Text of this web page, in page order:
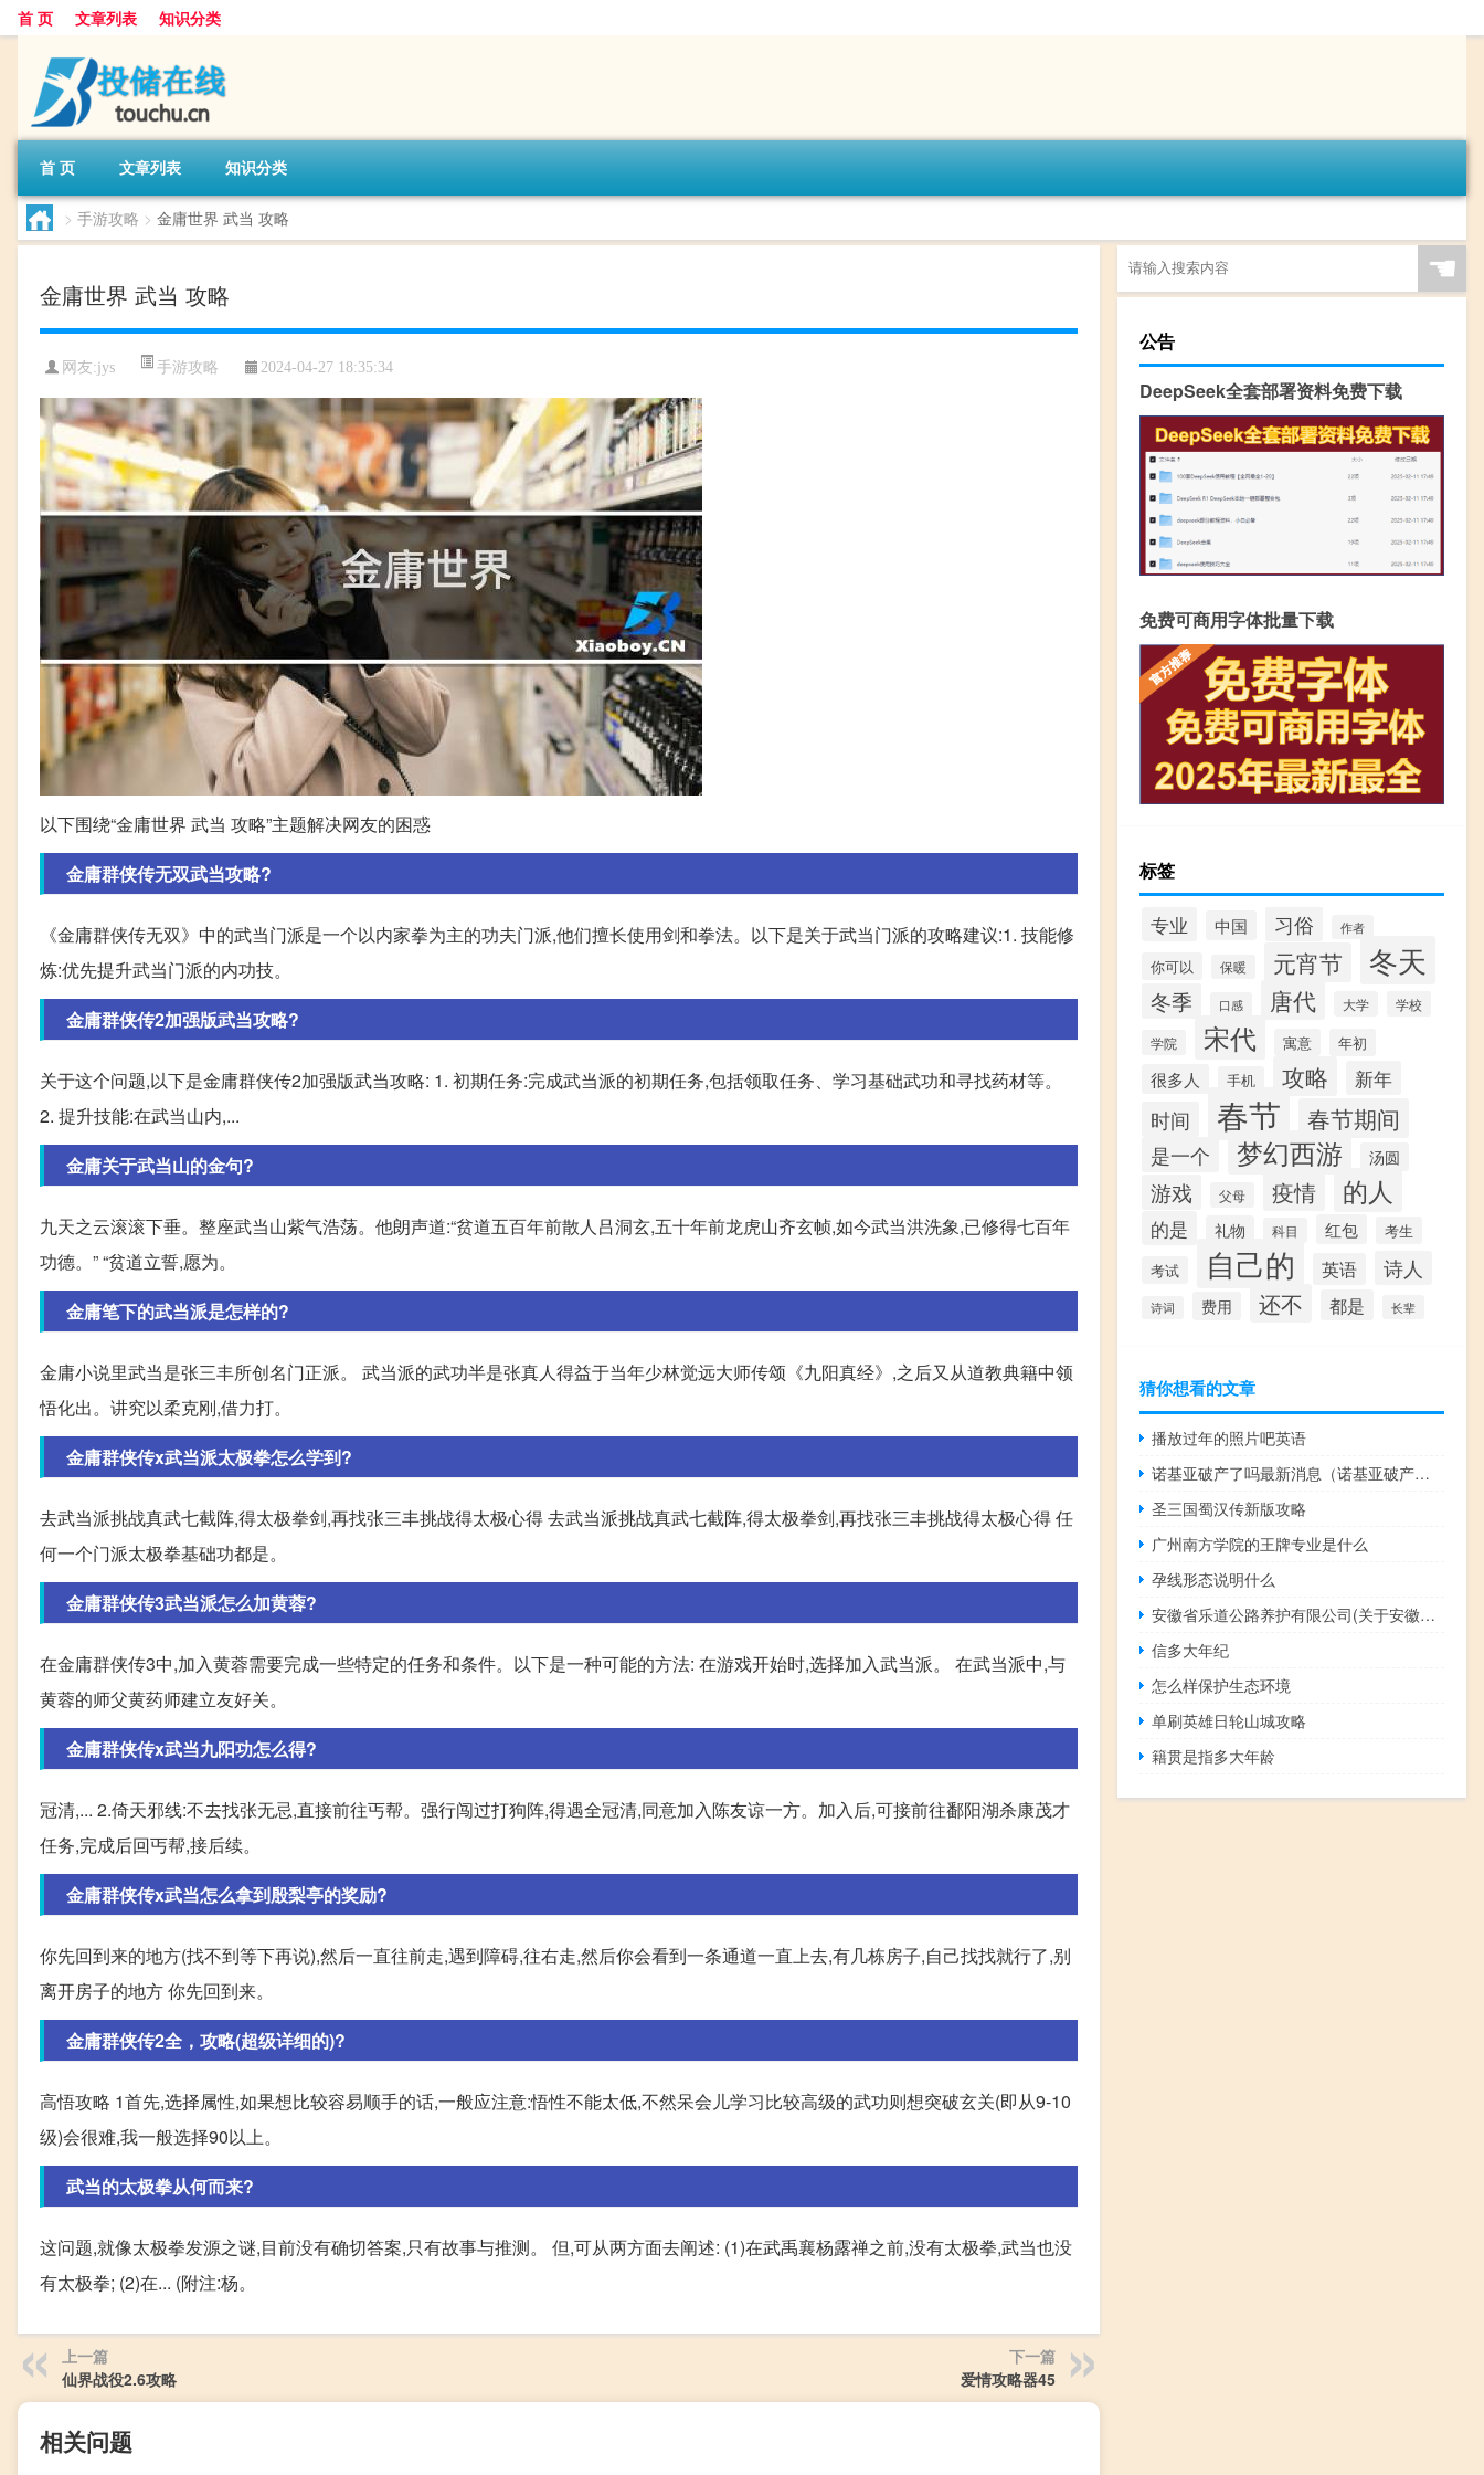
首 页 文章列表 知识分类
首 页 文章列表 知识分类
> 手游攻略 > 金庸世界 武当 攻略
金庸世界 武当 攻略
网友:jys 手游攻略 2024-04-27 18:35:34
以下围绕“金庸世界 武当 攻略”主题解决网友的困惑
金庸群侠传无双武当攻略?
《金庸群侠传无双》中的武当门派是一个以内家拳为主的功夫门派,他们擅长使用剑和拳法。以下是关于武当门派的攻略建议:1. 技能修
炼:优先提升武当门派的内功技。
金庸群侠传2加强版武当攻略?
关于这个问题,以下是金庸群侠传2加强版武当攻略: 1. 初期任务:完成武当派的初期任务,包括领取任务、学习基础武功和寻找药材等。
2. 提升技能:在武当山内,...
金庸关于武当山的金句?
九天之云滚滚下垂。整座武当山紫气浩荡。他朗声道:“贫道五百年前散人吕洞玄,五十年前龙虎山齐玄帧,如今武当洪洗象,已修得七百年
功德。” “贫道立誓,愿为。
金庸笔下的武当派是怎样的?
金庸小说里武当是张三丰所创名门正派。 武当派的武功半是张真人得益于当年少林觉远大师传颂《九阳真经》,之后又从道教典籍中领
悟化出。讲究以柔克刚,借力打。
金庸群侠传x武当派太极拳怎么学到?
去武当派挑战真武七截阵,得太极拳剑,再找张三丰挑战得太极心得 去武当派挑战真武七截阵,得太极拳剑,再找张三丰挑战得太极心得 任
何一个门派太极拳基础功都是。
金庸群侠传3武当派怎么加黄蓉?
在金庸群侠传3中,加入黄蓉需要完成一些特定的任务和条件。以下是一种可能的方法: 在游戏开始时,选择加入武当派。 在武当派中,与
黄蓉的师父黄药师建立友好关。
金庸群侠传x武当九阳功怎么得?
冠清,... 2.倚天邪线:不去找张无忌,直接前往丐帮。强行闯过打狗阵,得遇全冠清,同意加入陈友谅一方。加入后,可接前往鄱阳湖杀康茂才
任务,完成后回丐帮,接后续。
金庸群侠传x武当怎么拿到殷梨亭的奖励?
你先回到来的地方(找不到等下再说),然后一直往前走,遇到障碍,往右走,然后你会看到一条通道一直上去,有几栋房子,自己找找就行了,别
离开房子的地方 你先回到来。
金庸群侠传2全，攻略(超级详细的)?
高悟攻略 1首先,选择属性,如果想比较容易顺手的话,一般应注意:悟性不能太低,不然呆会儿学习比较高级的武功则想突破玄关(即从9-10
级)会很难,我一般选择90以上。
武当的太极拳从何而来?
这问题,就像太极拳发源之谜,目前没有确切答案,只有故事与推测。 但,可从两方面去阐述: (1)在武禹襄杨露禅之前,没有太极拳,武当也没
有太极拳; (2)在... (附注:杨。
上一篇
仙界战役2.6攻略
下一篇
爱情攻略器45
相关问题
☚
公告
DeepSeek全套部署资料免费下载
免费可商用字体批量下载
标签
专业 中国 习俗 作者
你可以 保暖 元宵节 冬天
冬季 口感 唐代 大学 学校
学院 宋代 寓意 年初
很多人 手机 攻略 新年
时间 春节 春节期间
是一个 梦幻西游 汤圆
游戏 父母 疫情 的人
的是 礼物 科目 红包
考生
考试
自己的 英语 诗人
诗词 费用 还不 都是 长辈
猜你想看的文章
播放过年的照片吧英语
诺基亚破产了吗最新消息（诺基亚破产了）
圣三国蜀汉传新版攻略
广州南方学院的王牌专业是什么
孕线形态说明什么
安徽省乐道公路养护有限公司(关于安徽省乐道公路养护有限公司简述)
信多大年纪
怎么样保护生态环境
单刷英雄日轮山城攻略
籍贯是指多大年龄